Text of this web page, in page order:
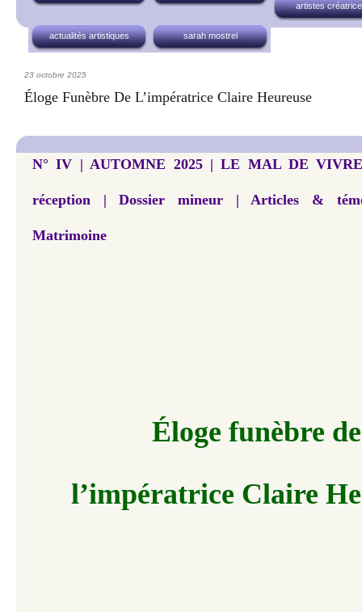
artistes
actualités artistiques sarah mostrel
23 octobre 2025
Éloge Funèbre De L’impératrice Claire Heureuse
N° IV | AUTOMNE 2025 | LE MAL DE
réception | Dossier mineur | Articles &
Matrimoine
Éloge funèbre de
l’impératrice Claire